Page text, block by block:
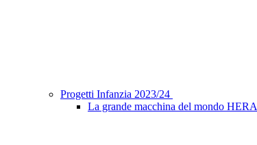
Progetti Infanzia 2023/24
La grande macchina del mondo HERA